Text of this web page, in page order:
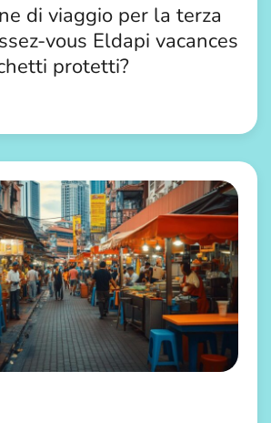
di viaggio per la terza
vous Eldapi vacances
protetti?